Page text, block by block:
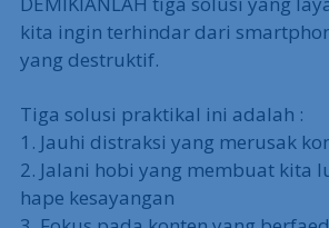
kita ingin terhindar dari
yang destruktif.
Tiga solusi praktikal ini adalah :
1. Jauhi distraksi yang merusak
2. Jalani hobi yang membuat kita
hape kesayangan